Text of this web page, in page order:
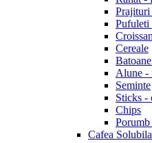
Prajituri
Pufuleti
Cereale
Alune -
Seminte
Sticks -
Chips
Cafea Solubila